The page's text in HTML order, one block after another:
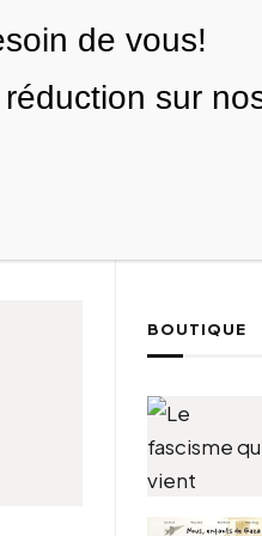
BOUTIQUE
de vous!
sur